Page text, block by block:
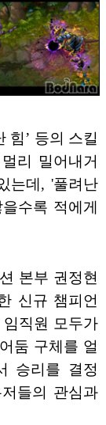
힘’ 등의 스킬
리 밀어내거
는데, '풀려난
수록 적에게
본부 권정현
신규 챔피언
직원 모두가
둠 구체를 얼
승리를 결정
들의 관심과